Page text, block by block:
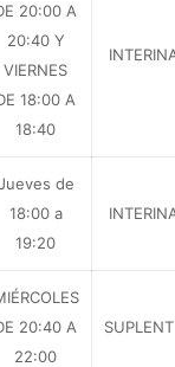
20:00 A
20:40 Y
VIERNES
18:00 A
18:40
de
18:00 a
19:20
20:40 A
22:00